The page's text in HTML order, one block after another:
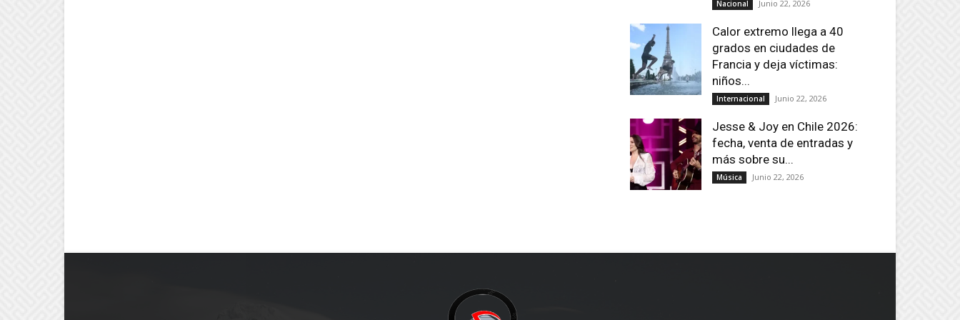
Nacional Junio 22, 2026
Calor extremo llega a 40
grados en ciudades de
Francia y deja víctimas:
niños...
Internacional Junio 22, 2026
Jesse & Joy en Chile 2026:
fecha, venta de entradas y
más sobre su...
Música Junio 22, 2026